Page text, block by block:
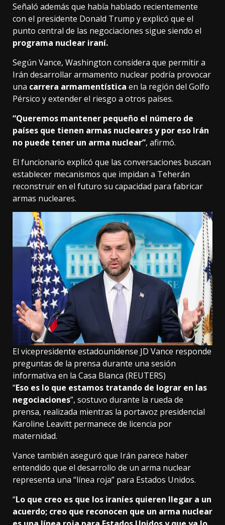
Señaló además que había hablado recientemente
con el presidente Donald Trump y explicó que el
punto central de las negociaciones sigue siendo el
programa nuclear iraní.
Según Vance, Washington considera que permitir a
Irán desarrollar armamento nuclear podría provocar
una carrera armamentística en la región del Golfo
Pérsico y extender el riesgo a otros países.
“Queremos mantener pequeño el número de
países que tienen armas nucleares y por eso Irán
no puede tener un arma nuclear”, afirmó.
El funcionario explicó que las conversaciones buscan
establecer mecanismos que impidan a Teherán
reconstruir en el futuro su capacidad para fabricar
armas nucleares.
El vicepresidente estadounidense JD Vance responde
preguntas de la prensa durante una sesión
informativa en la Casa Blanca (REUTERS)
“Eso es lo que estamos tratando de lograr en las
negociaciones”, sostuvo durante la rueda de
prensa, realizada mientras la portavoz presidencial
Karoline Leavitt permanece de licencia por
maternidad.
Vance también aseguró que Irán parece haber
entendido que el desarrollo de un arma nuclear
representa una “línea roja” para Estados Unidos.
“Lo que creo es que los iraníes quieren llegar a un
acuerdo; creo que reconocen que un arma nuclear